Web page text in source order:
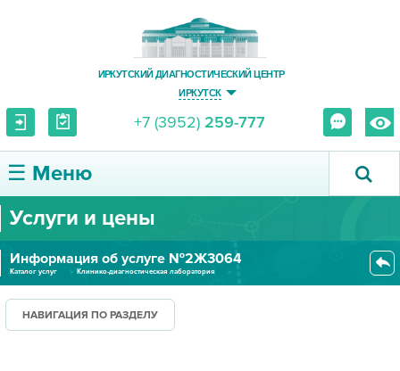
ИРКУТСКИЙ ДИАГНОСТИЧЕСКИЙ ЦЕНТР
ИРКУТСК
+7 (3952) 259-777
☰ Меню
О ЦЕНТРЕ
УСЛУГИ И ЦЕНЫ
ПАЦИЕНТУ
Услуги и цены
Информация об услуге №2Ж3064
Каталог услуг
Клинико-диагностическая лаборатория
ПЦР крови на парвовирус, ДНК P...
НАВИГАЦИЯ ПО РАЗДЕЛУ